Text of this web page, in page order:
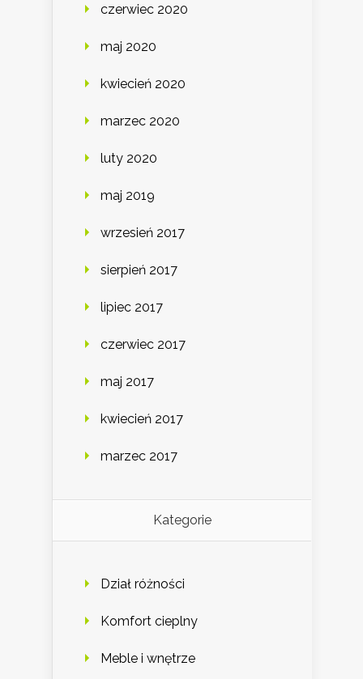
czerwiec 2020
maj 2020
kwiecień 2020
marzec 2020
luty 2020
maj 2019
wrzesień 2017
sierpień 2017
lipiec 2017
czerwiec 2017
maj 2017
kwiecień 2017
marzec 2017
Kategorie
Dział różności
Komfort cieplny
Meble i wnętrze